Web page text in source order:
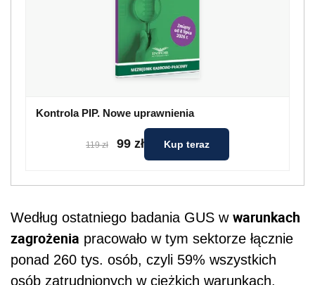
Kontrola PIP. Nowe uprawnienia
119 zł 99 zł Kup teraz
Według ostatniego badania GUS w warunkach
zagrożenia pracowało w tym sektorze łącznie
ponad 260 tys. osób, czyli 59% wszystkich
osób zatrudnionych w ciężkich warunkach.